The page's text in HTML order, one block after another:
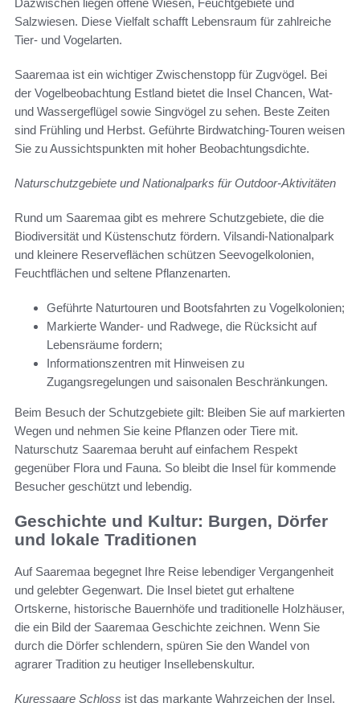
Salzwiesen. Diese Vielfalt schafft Lebensraum für zahlreiche
Tier- und Vogelarten.
Saaremaa ist ein wichtiger Zwischenstopp für Zugvögel. Bei
der Vogelbeobachtung Estland bietet die Insel Chancen, Wat-
und Wassergeflügel sowie Singvögel zu sehen. Beste Zeiten
sind Frühling und Herbst. Geführte Birdwatching-Touren weisen
Sie zu Aussichtspunkten mit hoher Beobachtungsdichte.
Naturschutzgebiete und Nationalparks für Outdoor-Aktivitäten
Rund um Saaremaa gibt es mehrere Schutzgebiete, die die
Biodiversität und Küstenschutz fördern. Vilsandi-Nationalpark
und kleinere Reserveflächen schützen Seevogelkolonien,
Feuchtflächen und seltene Pflanzenarten.
Geführte Naturtouren und Bootsfahrten zu Vogelkolonien;
Markierte Wander- und Radwege, die Rücksicht auf
Lebensräume fordern;
Informationszentren mit Hinweisen zu
Zugangsregelungen und saisonalen Beschränkungen.
Beim Besuch der Schutzgebiete gilt: Bleiben Sie auf markierten
Wegen und nehmen Sie keine Pflanzen oder Tiere mit.
Naturschutz Saaremaa beruht auf einfachem Respekt
gegenüber Flora und Fauna. So bleibt die Insel für kommende
Besucher geschützt und lebendig.
Geschichte und Kultur: Burgen, Dörfer
und lokale Traditionen
Auf Saaremaa begegnet Ihre Reise lebendiger Vergangenheit
und gelebter Gegenwart. Die Insel bietet gut erhaltene
Ortskerne, historische Bauernhöfe und traditionelle Holzhäuser,
die ein Bild der Saaremaa Geschichte zeichnen. Wenn Sie
durch die Dörfer schlendern, spüren Sie den Wandel von
agrarer Tradition zu heutiger Insellebenskultur.
Kuressaare Schloss ist das markante Wahrzeichen der Insel.